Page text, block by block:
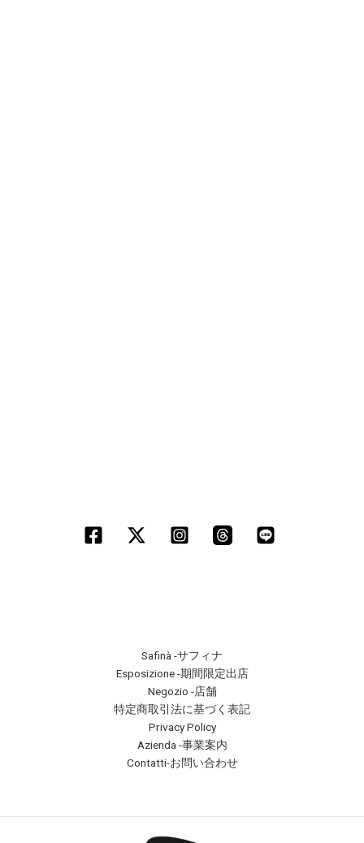
Safinà -サフィナ
Esposizione -期間限定出店
Negozio -店舗
特定商取引法に基づく表記
Privacy Policy
Azienda -事業案内
Contatti-お問い合わせ